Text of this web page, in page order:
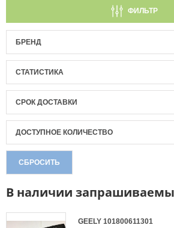
ФИЛЬТР
БРЕНД
СТАТИСТИКА
СРОК ДОСТАВКИ
ДОСТУПНОЕ КОЛИЧЕСТВО
СБРОСИТЬ
В наличии
GEELY 101800611301